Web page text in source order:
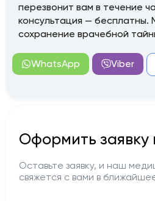
перезвонит вам в течение
консультация — бесплатны.
сохранение врачебной
WhatsApp Viber
Оформить заявку
Оставьте заявку, и наш
свяжется с вами в